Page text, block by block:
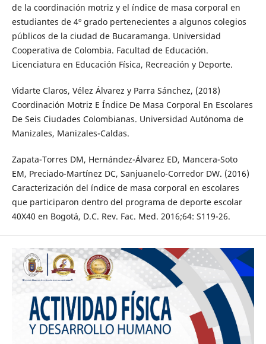
de la coordinación motriz y el índice de masa corporal en
estudiantes de 4º grado pertenecientes a algunos colegios
públicos de la ciudad de Bucaramanga. Universidad
Cooperativa de Colombia. Facultad de Educación.
Licenciatura en Educación Física, Recreación y Deporte.
Vidarte Claros, Vélez Álvarez y Parra Sánchez, (2018)
Coordinación Motriz E Índice De Masa Corporal En Escolares
De Seis Ciudades Colombianas. Universidad Autónoma de
Manizales, Manizales-Caldas.
Zapata-Torres DM, Hernández-Álvarez ED, Mancera-Soto
EM, Preciado-Martínez DC, Sanjuanelo-Corredor DW. (2016)
Caracterización del índice de masa corporal en escolares
que participaron dentro del programa de deporte escolar
40X40 en Bogotá, D.C. Rev. Fac. Med. 2016;64: S119-26.